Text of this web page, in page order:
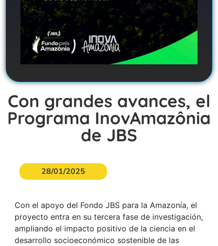
Con grandes avances, el
Programa InovAmazônia
de JBS
28/01/2025
Con el apoyo del Fondo JBS para la Amazonía, el
proyecto entra en su tercera fase de investigación,
ampliando el impacto positivo de la ciencia en el
desarrollo socioeconómico sostenible de las